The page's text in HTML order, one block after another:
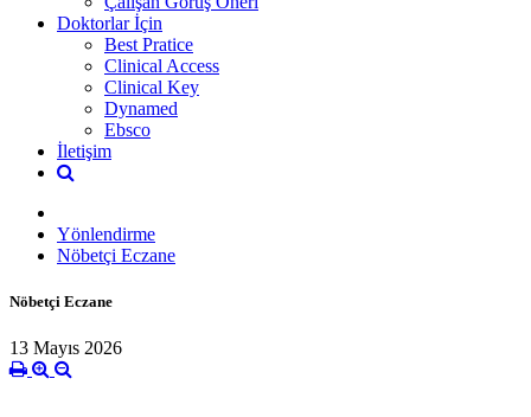
Doktorlar İçin
Best Pratice
Clinical Access
Clinical Key
Dynamed
Ebsco
İletişim
Yönlendirme
Nöbetçi Eczane
Nöbetçi Eczane
13 Mayıs 2026